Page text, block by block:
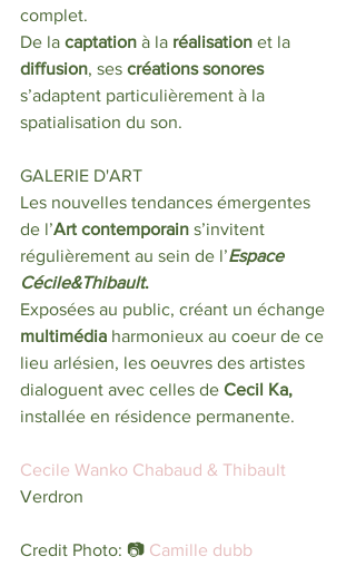
complet.
De la captation à la réalisation et la
diffusion, ses créations sonores
s’adaptent particulièrement à la
spatialisation du son.
GALERIE D'ART
Les nouvelles tendances émergentes
de l’Art contemporain s’invitent
régulièrement au sein de l’Espace
Cécile&Thibault.
Exposées au public, créant un échange
multimédia harmonieux au coeur de ce
lieu arlésien, les oeuvres des artistes
dialoguent avec celles de Cecil Ka,
installée en résidence permanente.
Cecile Wanko Chabaud & Thibault
Verdron
Credit Photo: 📷 Camille dubb